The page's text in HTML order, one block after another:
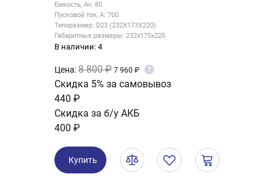
Емкость, Ач: 80
Пусковой ток, А: 700
Типоразмер: D23 (232X173X220)
Габаритные размеры: 232x175x225
В наличии: 4
Цена:8 800 ₽ 7 960 ₽ ?
Скидка 5% за самовывоз
440 ₽
Скидка за б/у АКБ
400 ₽
Купить